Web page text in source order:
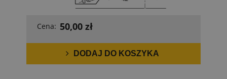
Cena: 50,00 zł
DODAJ DO KOSZYKA